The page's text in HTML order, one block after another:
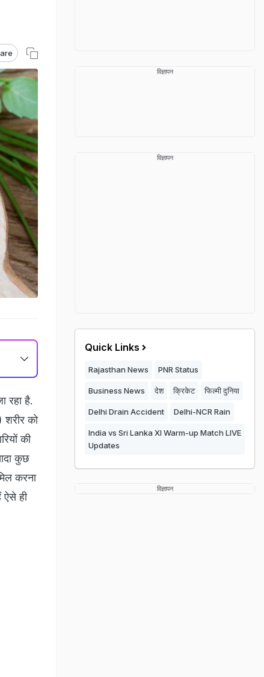
रहा है.
शरीर को
की
कुछ
करना
ऐसे ही
विज्ञापन
विज्ञापन
Quick Links
Rajasthan News PNR Status
Business News देश क्रिकेट फिल्मी दुनिया
Delhi Drain Accident Delhi-NCR Rain
India vs Sri Lanka XI Warm-up Match LIVE
Updates
विज्ञापन